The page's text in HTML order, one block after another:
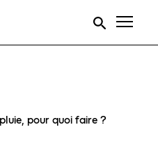
pour quoi faire ?